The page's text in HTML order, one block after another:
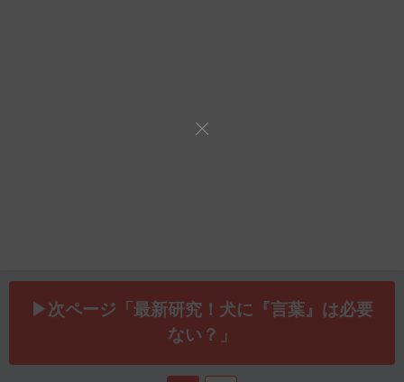
▶次ページ「最新研究！犬に『言葉』は必要
ない？」